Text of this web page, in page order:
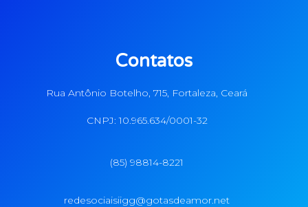
Contatos
Rua Antônio Botelho, 715, Fortaleza, Ceará
CNPJ: 10.965.634/0001-32
(85) 98814-8221
redesociaisiigg@gotasdeamor.net